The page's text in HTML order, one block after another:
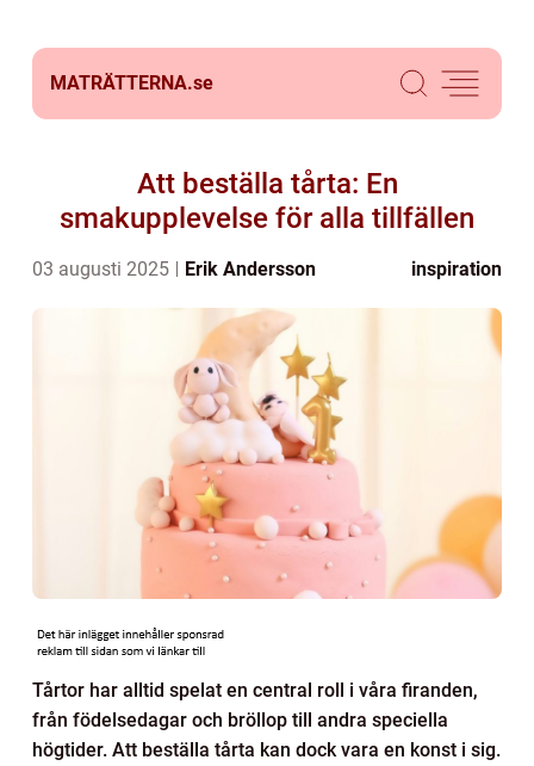
MATRÄTTERNA.se
Att beställa tårta: En
smakupplevelse för alla tillfällen
03 augusti 2025 Erik Andersson inspiration
Tårtor har alltid spelat en central roll i våra firanden,
från födelsedagar och bröllop till andra speciella
högtider. Att beställa tårta kan dock vara en konst i sig.